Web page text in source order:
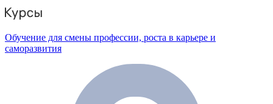
Обучение для смены профессии, роста в карьере и
саморазвития